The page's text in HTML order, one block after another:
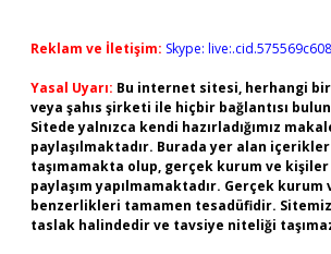
Reklam ve İletişim: Skype:
Yasal Uyarı: Bu internet sitesi, herhangi
veya şahıs şirketi ile hiçbir bağlantısı
Sitede yalnızca kendi hazırladığımız
paylaşılmaktadır. Burada yer alan
taşımamakta olup, gerçek kurum ve kişiler
paylaşım yapılmamaktadır. Gerçek
benzerlikleri tamamen tesadüfidir.
taslak halindedir ve tavsiye niteliği